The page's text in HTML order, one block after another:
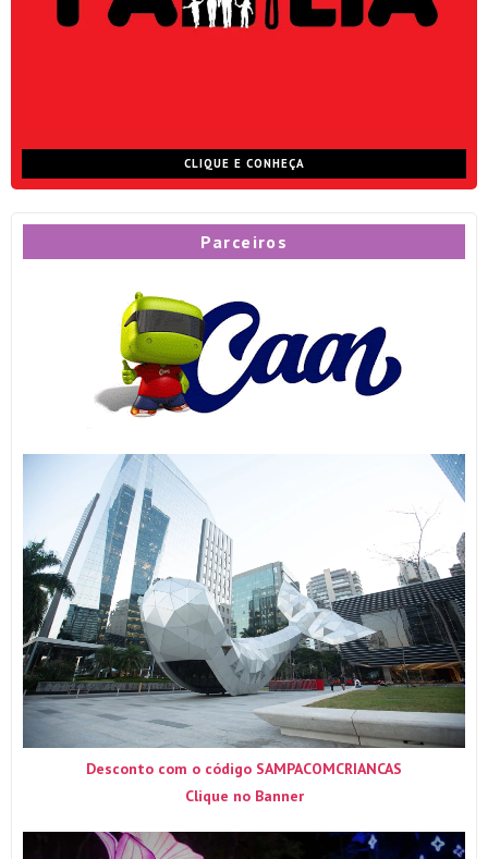
CLIQUE E CONHEÇA
Parceiros
Desconto com o código SAMPACOMCRIANCAS
Clique no Banner